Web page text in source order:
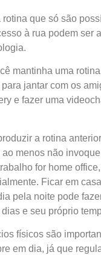
rotina que só são
à rua podem ser
mantinha uma
jantar com os
e fazer uma
a rotina
menos não
for home
Ficar em
pela noite pode
e seu próprio
físicos são
em dia, já que